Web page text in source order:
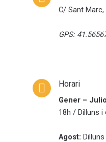
C/ Sant Marc,
GPS:
Horari
Gener –
18h / Dilluns i
Agost: